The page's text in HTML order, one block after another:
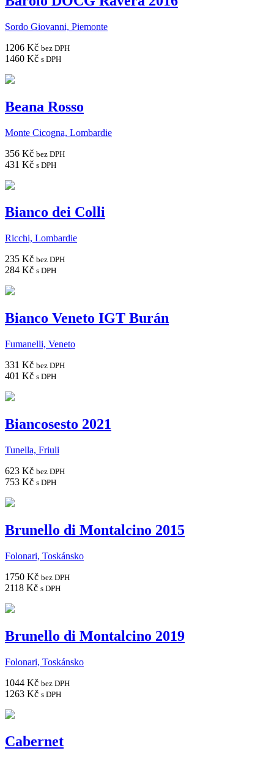
Sordo Giovanni, Piemonte
1206 Kč bez DPH
1460 Kč s DPH
Beana Rosso
Monte Cicogna, Lombardie
356 Kč bez DPH
431 Kč s DPH
Bianco dei Colli
Ricchi, Lombardie
235 Kč bez DPH
284 Kč s DPH
Bianco Veneto IGT Burán
Fumanelli, Veneto
331 Kč bez DPH
401 Kč s DPH
Biancosesto 2021
Tunella, Friuli
623 Kč bez DPH
753 Kč s DPH
Brunello di Montalcino 2015
Folonari, Toskánsko
1750 Kč bez DPH
2118 Kč s DPH
Brunello di Montalcino 2019
Folonari, Toskánsko
1044 Kč bez DPH
1263 Kč s DPH
Cabernet